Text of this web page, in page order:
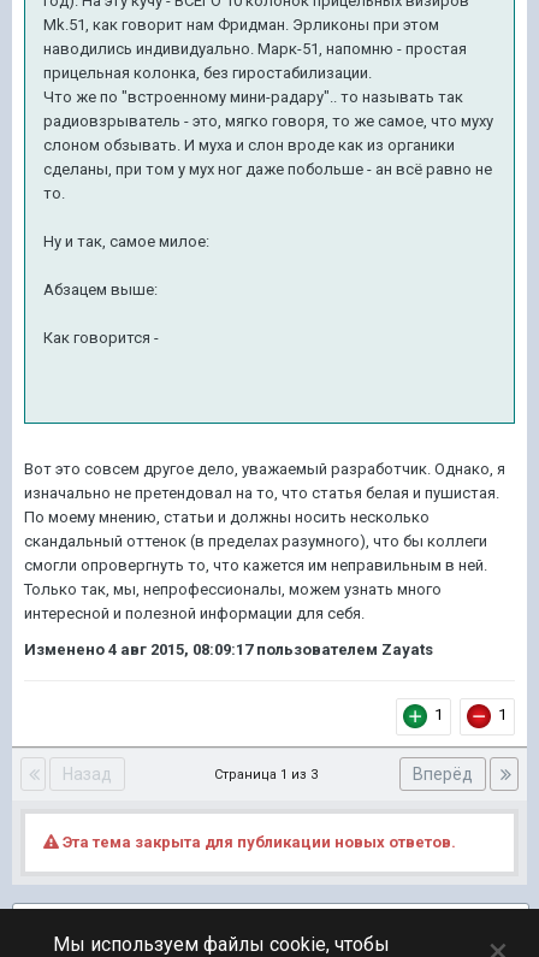
Mk.51, как говорит нам Фридман. Эрликоны при этом
наводились индивидуально. Марк-51, напомню - простая
прицельная колонка, без гиростабилизации.
Что же по "встроенному мини-радару".. то называть так
радиовзрыватель - это, мягко говоря, то же самое, что муху
слоном обзывать. И муха и слон вроде как из органики
сделаны, при том у мух ног даже побольше - ан всё равно не
то.
Ну и так, самое милое:
Абзацем выше:
Как говорится -
Вот это совсем другое дело, уважаемый разработчик. Однако, я
изначально не претендовал на то, что статья белая и пушистая.
По моему мнению, статьи и должны носить несколько
скандальный оттенок (в пределах разумного), что бы коллеги
смогли опровергнуть то, что кажется им неправильным в ней.
Только так, мы, непрофессионалы, можем узнать много
интересной и полезной информации для себя.
Изменено 4 авг 2015, 08:09:17пользователем Zayats
1 1
Назад Вперёд
Страница 1 из 3
Эта тема закрыта для публикации новых ответов.
Мы используем файлы cookie, чтобы